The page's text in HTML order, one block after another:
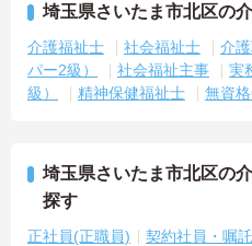
埼玉県さいたま市北区の
介護福祉士 社会福祉士
介
パー2級）
社会福祉主事
実
級）
精神保健福祉士 無資
埼玉県さいたま市北区の
探す
正社員(正職員) 契約社員・嘱